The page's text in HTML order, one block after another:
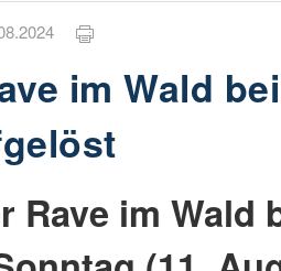
im Wald
Rave im Wald